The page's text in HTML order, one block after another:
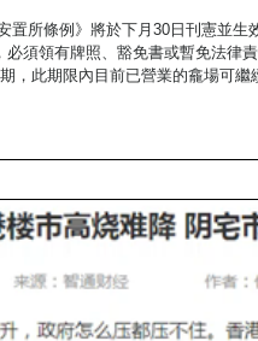
置所條例》將於下月30日刊憲並
須領有牌照、豁免書或暫免法律
，此期限內目前已營業的龕場可繼